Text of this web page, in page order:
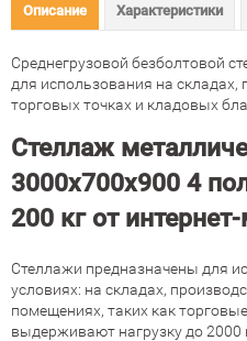
Описание Характеристики
Среднегрузовой безболтовой
для использования на складах,
торговых точках и кладовых
Стеллаж
3000х700х900 4
200 кг от
Стеллажи предназначены для
условиях: на складах,
помещениях, таких как
выдерживают нагрузку до 2000